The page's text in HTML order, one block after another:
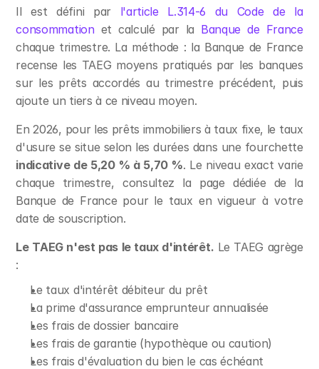
Il est défini par l'article L.314-6 du Code de la
consommation et calculé par la Banque de France
chaque trimestre. La méthode : la Banque de France
recense les TAEG moyens pratiqués par les banques
sur les prêts accordés au trimestre précédent, puis
ajoute un tiers à ce niveau moyen.
En 2026, pour les prêts immobiliers à taux fixe, le taux
d'usure se situe selon les durées dans une fourchette
indicative de 5,20 % à 5,70 %. Le niveau exact varie
chaque trimestre, consultez la page dédiée de la
Banque de France pour le taux en vigueur à votre
date de souscription.
Le TAEG n'est pas le taux d'intérêt. Le TAEG agrège
:
Le taux d'intérêt débiteur du prêt
La prime d'assurance emprunteur annualisée
Les frais de dossier bancaire
Les frais de garantie (hypothèque ou caution)
Les frais d'évaluation du bien le cas échéant